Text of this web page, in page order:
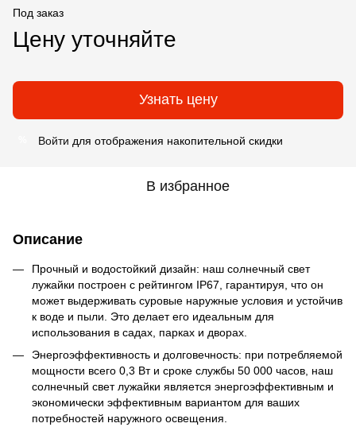
Под заказ
Цену уточняйте
Узнать цену
Войти для отображения накопительной скидки
В избранное
Описание
Прочный и водостойкий дизайн: наш солнечный свет
лужайки построен с рейтингом IP67, гарантируя, что он
может выдерживать суровые наружные условия и устойчив
к воде и пыли. Это делает его идеальным для
использования в садах, парках и дворах.
Энергоэффективность и долговечность: при потребляемой
мощности всего 0,3 Вт и сроке службы 50 000 часов, наш
солнечный свет лужайки является энергоэффективным и
экономически эффективным вариантом для ваших
потребностей наружного освещения.